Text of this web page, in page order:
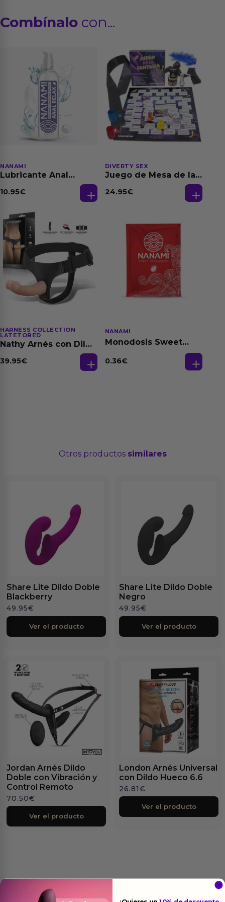
Combínalo con...
NANAMI
Lubricante Anal
Dilatación Base Agua
10.95€
DIVERTY SEX
Juego de Mesa de las
24.95€
HARNESS COLLECTION
LATETOBED
Nathy Arnés con Dildo
39.95€
NANAMI
Monodosis Sweet
Base Agua 4 ml
0.36€
Otros productos similares
Share Lite Dildo Doble
Blackberry
49.95€
Ver el producto
Share Lite Dildo Doble
Negro
49.95€
Ver el producto
Jordan Arnés Dildo
Doble con Vibración y
Control Remoto
70.50€
Ver el producto
London Arnés Universal
con Dildo Hueco 6.6
26.81€
Ver el producto
Másinformacion